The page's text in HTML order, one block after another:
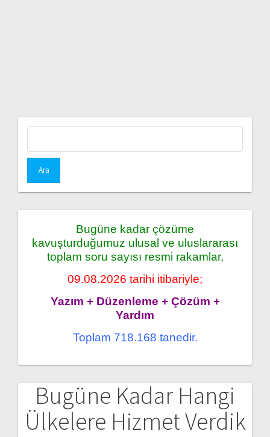
Bugüne kadar çözüme
kavuşturduğumuz ulusal ve uluslararası
toplam soru sayısı resmi rakamlar,
09.08.2026 tarihi itibariyle;
Yazım + Düzenleme + Çözüm +
Yardım
Toplam 718.168 tanedir.
Bugüne Kadar Hangi
Ülkelere Hizmet Verdik